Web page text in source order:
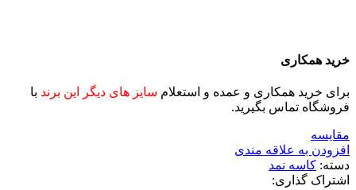
خرید همکاری
برای خرید همکاری و عمده و استعلام سایز های دیگر این برند با
فروشگاه تماس بگیرید.
مقايسه
افزودن به علاقه مندی
دسته: کاسه نمد
اشتراک گذاری: